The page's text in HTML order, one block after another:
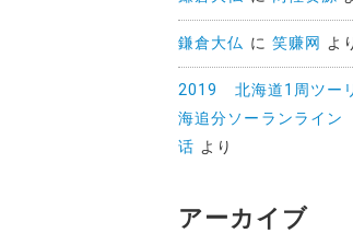
鎌倉大仏 に 笑赚网 よ
2019 北海道1周ツー
海追分ソーランライ
话 より
アーカイブ